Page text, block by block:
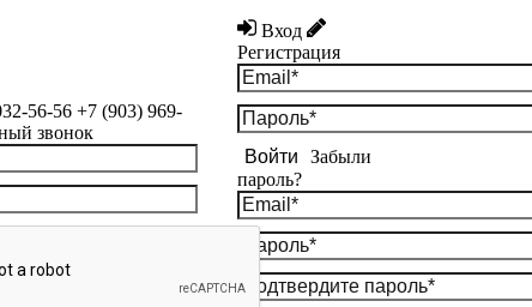
56-56 +7 (903) 969-
звонок
Вход
Регистрация
Войти
Забыли
пароль?